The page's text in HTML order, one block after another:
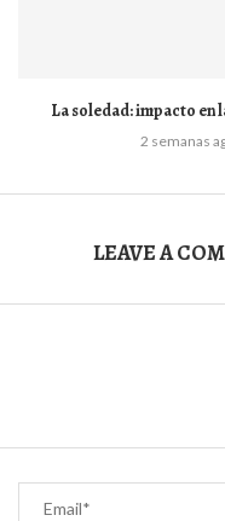
La soledad: impacto en
2 semanas
LEAVE A